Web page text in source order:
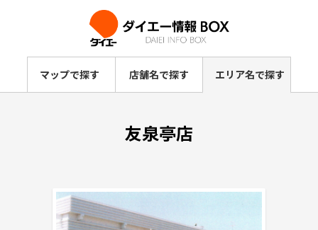
マップで探す 店舗名で探す エリア名で探す
友泉亭店